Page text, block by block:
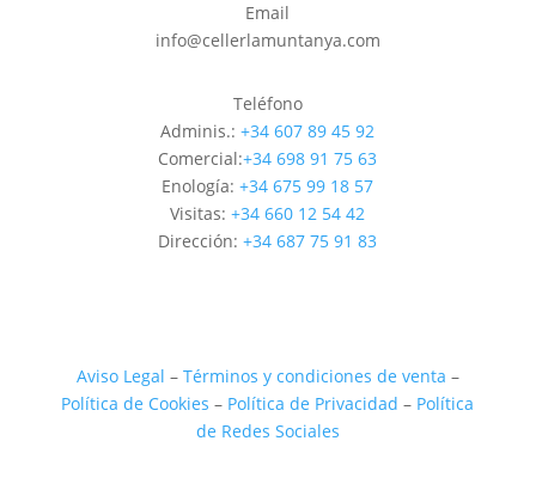
Email
info@cellerlamuntanya.com
Teléfono
Adminis.:+34 607 89 45 92
Comercial:+34 698 91 75 63
Enología:+34 675 99 18 57
Visitas:+34 660 12 54 42
Dirección:+34 687 75 91 83
Aviso Legal – Términos y condiciones de venta –
Política de Cookies – Política de Privacidad – Política
de Redes Sociales